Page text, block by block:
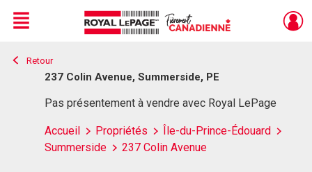
Live
En Direct
Menu
Retour
237 Colin Avenue, Summerside, PE
Pas présentement à vendre avec Royal LePage
Accueil Propriétés
Île-du-Prince-Édouard
Summerside
237 Colin Avenue